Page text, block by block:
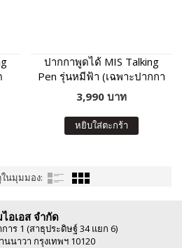
ปากกาพูดได้ MIS Talking
Pen รุ่นหมีฟ้า (เฉพาะปากกา
พูดได้ ไม่มีหนังสือในชุด)
3,990 บาท
หยิบใส่ตะกร้า
นมุมมอง:
อเอส จำกัด
ร 1 (สาธุประดิษฐ์ 34 แยก 6)
นนาวา กรุงเทพฯ 10120